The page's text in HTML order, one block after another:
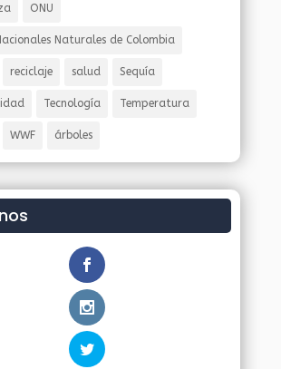
ONU
Naturales de Colombia
reciclaje salud Sequía
Tecnología Temperatura
WWF árboles